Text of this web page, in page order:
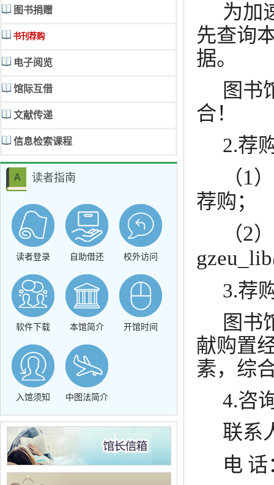
图书捐赠
书刊荐购
电子阅览
馆际互借
文献传递
信息检索课程
读者指南
读者登录 自助借还 校外访问
软件下载 本馆简介 开馆时间
入馆须知 中图法简介
为加
先查询
据。
图书
合！
2.荐
（1
荐购；
（2
3.荐
图书
献购置
素，综
4.咨
联系
电 话